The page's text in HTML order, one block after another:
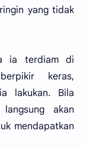
yang tidak
ia terdiam di
keras,
lakukan. Bila
akan
mendapatkan